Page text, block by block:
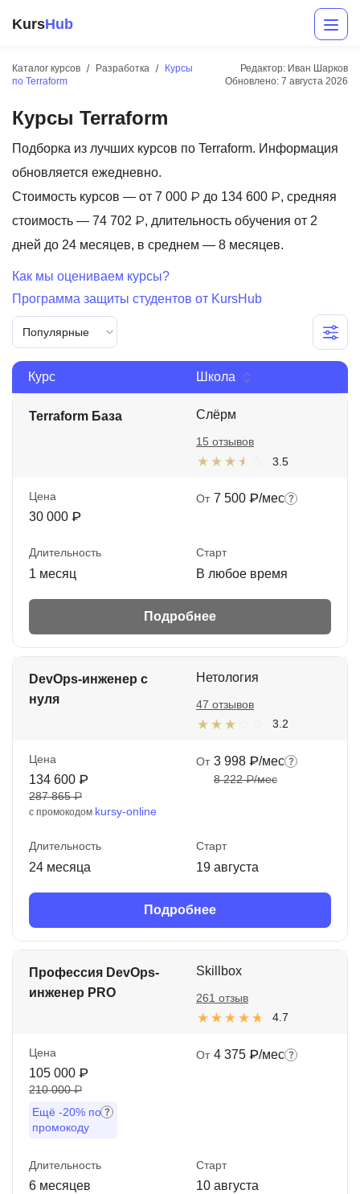
KursHub
Каталог курсов Разработка
Курсы
по Terraform
Редактор: Иван Шарков
Обновлено: 7 августа 2026
Курсы Terraform
Подборка из лучших курсов по Terraform. Информация
обновляется ежедневно.
Стоимость курсов — от 7 000 ₽ до 134 600 ₽, средняя
стоимость — 74 702 ₽, длительность обучения от 2
дней до 24 месяцев, в среднем — 8 месяцев.
Как мы оцениваем курсы?
Программа защиты студентов от KursHub
Популярные
Курс Школа
Terraform База Слёрм
3.5
15 отзывов
Цена
30 000 ₽
От 7 500 ₽/мес
Длительность
1 месяц
Старт
В любое время
Подробнее
DevOps-инженер с
нуля
Нетология
3.2
47 отзывов
Цена
134 600 ₽
287 865 ₽
с промокодом kursy-online
От 3 998 ₽/мес
8 222 ₽/мес
Длительность
24 месяца
Старт
19 августа
Подробнее
Профессия DevOps-
инженер PRO
Skillbox
4.7
261 отзыв
Цена
105 000 ₽
210 000 ₽
Ещё -20% по
промокоду
От 4 375 ₽/мес
Длительность
6 месяцев
Старт
10 августа
Разработка
Маркетинг
Дизайн
Аналитика
Менеджмент
Иностранные языки
Soft Skills
Акции и промокоды